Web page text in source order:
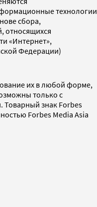
технологии
сбора,
относящихся
«Интернет»,
Федерации)
их в любой форме,
только с
Товарный знак Forbes
Forbes Media Asia